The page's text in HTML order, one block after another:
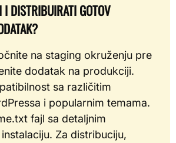
I DISTRIBUIRATI GOTOV
na staging okruženju pre
dodatak na produkciji.
sa različitim
i popularnim temama.
fajl sa detaljnim
Za distribuciju,